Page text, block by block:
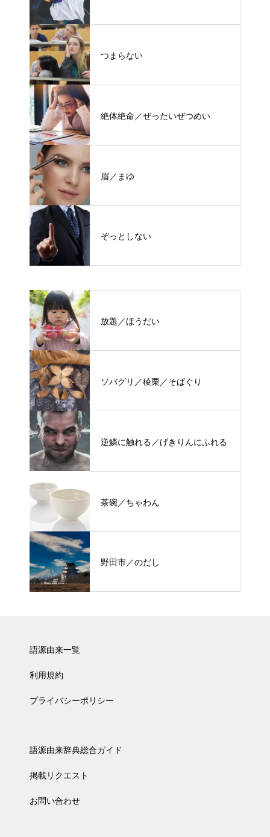
つまらない
絶体絶命／ぜったいぜつめい
眉／まゆ
ぞっとしない
放題／ほうだい
ソバグリ／稜栗／そばぐり
逆鱗に触れる／げきりんにふれる
茶碗／ちゃわん
野田市／のだし
語源由来一覧
利用規約
プライバシーポリシー
語源由来辞典総合ガイド
掲載リクエスト
お問い合わせ